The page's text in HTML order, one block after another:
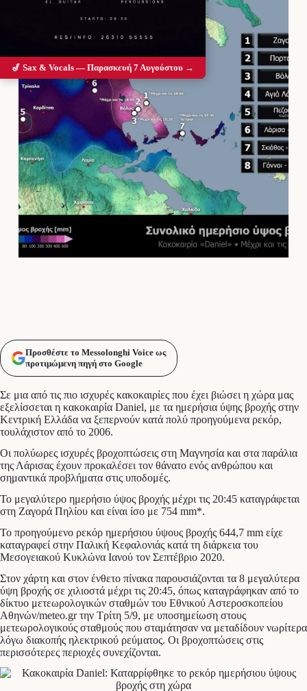
Προσθέστε το Messolonghi Voice ως
προτιμώμενη πηγή στο Google
Σε μια από τις πιο ισχυρές κακοκαιρίες που έχει βιώσει η χώρα μας
εξελίσσεται η κακοκαιρία Daniel, με τα ημερήσια ύψης βροχής στην
Κεντρική Ελλάδα να ξεπερνούν κατά πολύ προηγούμενα ρεκόρ,
τουλάχιστον από το 2006.
Οι πολύωρες ισχυρές βροχοπτώσεις στη Μαγνησία και στα παράλια
της Λάρισας έχουν προκαλέσει τον θάνατο ενός ανθρώπου και
σημαντικά προβλήματα στις υποδομές.
Το μεγαλύτερο ημερήσιο ύψος βροχής μέχρι τις 20:45 καταγράφεται
στη Ζαγορά Πηλίου και είναι ίσο με 754 mm*.
Το προηγούμενο ρεκόρ ημερήσιου ύψους βροχής 644,7 mm είχε
καταγραφεί στην Παλική Κεφαλονιάς κατά τη διάρκεια του
Μεσογειακού Κυκλώνα Ιανού τον Σεπτέβριο 2020.
Στον χάρτη και στον ένθετο πίνακα παρουσιάζονται τα 8 μεγαλύτερα
ύψη βροχής σε χιλιοστά μέχρι τις 20:45, όπως καταγράφηκαν από το
δίκτυο μετεωρολογικών σταθμών του Εθνικού Αστεροσκοπείου
Αθηνών/meteo.gr την Τρίτη 5/9, με υποσημείωση στους
μετεωρολογικούς σταθμούς που σταμάτησαν να μεταδίδουν νωρίτερα
λόγω διακοπής ηλεκτρικού ρεύματος. Οι βροχοπτώσεις στις
περισσότερες περιοχές συνεχίζονται.
🎷 Sax & Vocals — Παρασκευή 7 Αυγούστου →